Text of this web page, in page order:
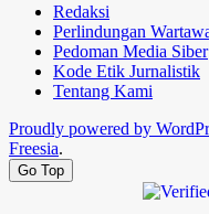
Redaksi
Perlindungan
Pedoman Media Siber
Kode Etik Jurnalistik
Tentang Kami
Proudly powered by
Freesia.
Go Top